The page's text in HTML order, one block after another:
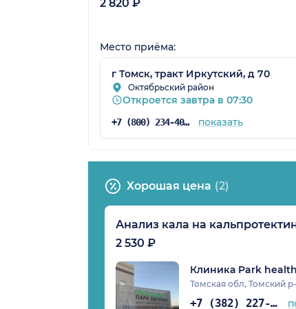
2 820 ₽
Место приёма:
г Томск, тракт Иркутский, д 70
Октябрьский район
Откроется завтра в 07:30
+7 (800) 234-40-50 показать
Хорошая цена (2)
Анализ кала на
2 530 ₽
Клиника Park
Томская обл, Томский
+7 (382) 227-08-64